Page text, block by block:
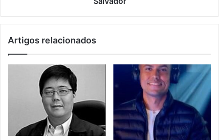
Artigos relacionados